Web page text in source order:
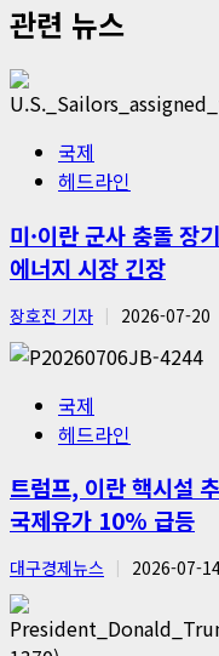
관련 뉴스
국제
헤드라인
미·이란 군사 충돌 장
에너지 시장 긴장
장호진 기자 2026-07-20
국제
헤드라인
트럼프, 이란 핵시설
국제유가 10% 급등
대구경제뉴스 2026-07-